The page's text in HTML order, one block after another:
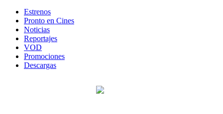
Estrenos
Pronto en Cines
Noticias
Reportajes
VOD
Promociones
Descargas